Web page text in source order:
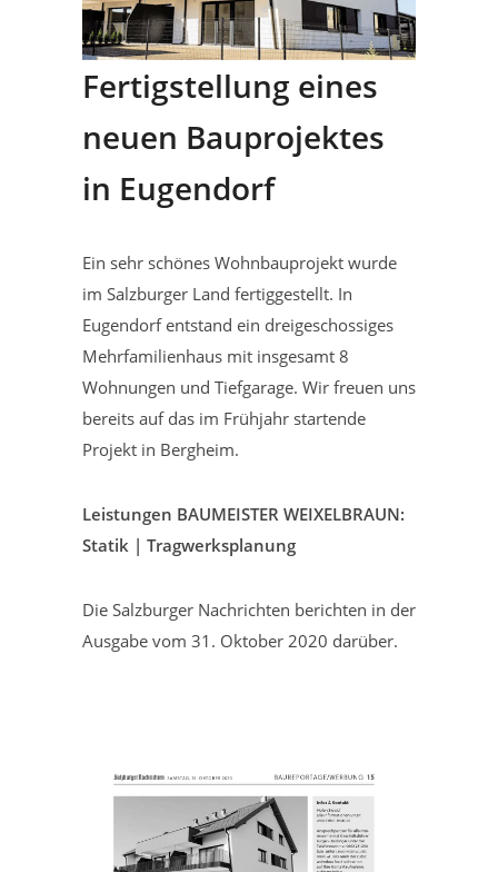
Fertigstellung eines
neuen Bauprojektes
in Eugendorf
Ein sehr schönes Wohnbauprojekt wurde
im Salzburger Land fertiggestellt. In
Eugendorf entstand ein dreigeschossiges
Mehrfamilienhaus mit insgesamt 8
Wohnungen und Tiefgarage. Wir freuen uns
bereits auf das im Frühjahr startende
Projekt in Bergheim.
Leistungen BAUMEISTER WEIXELBRAUN:
Statik | Tragwerksplanung
Die Salzburger Nachrichten berichten in der
Ausgabe vom 31. Oktober 2020 darüber.